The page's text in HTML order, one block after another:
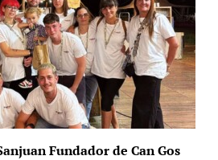
Fundador de Can Gos